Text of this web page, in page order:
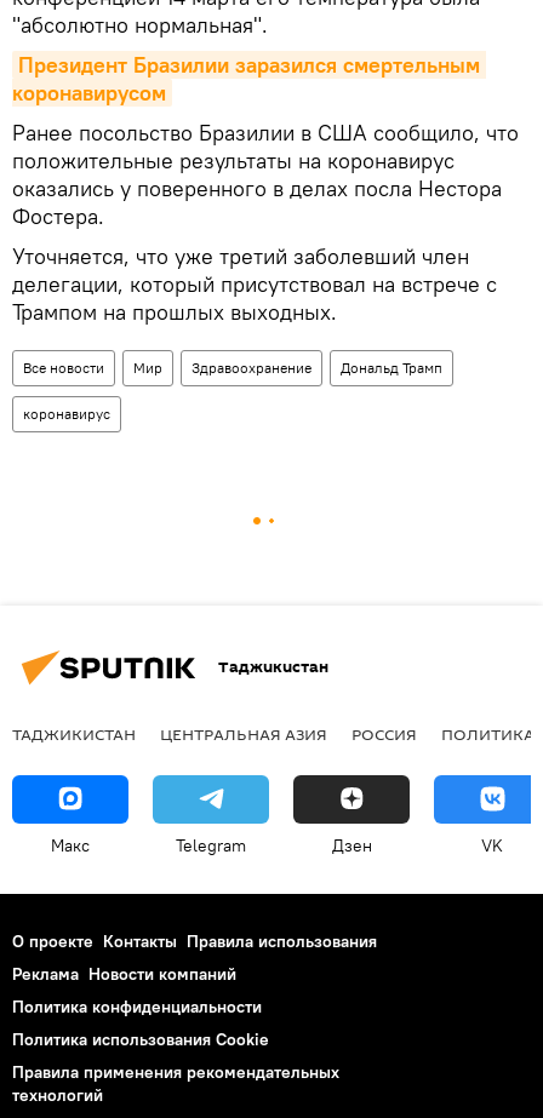
"абсолютно нормальная".
Президент Бразилии заразился смертельным
коронавирусом
Ранее посольство Бразилии в США сообщило, что
положительные результаты на коронавирус
оказались у поверенного в делах посла Нестора
Фостера.
Уточняется, что уже третий заболевший член
делегации, который присутствовал на встрече с
Трампом на прошлых выходных.
Все новости Мир Здравоохранение Дональд Трамп
коронавирус
Таджикистан
ТАДЖИКИСТАН ЦЕНТРАЛЬНАЯ АЗИЯ РОССИЯ ПОЛИТИКА
Макс Telegram Дзен VK
О проекте Контакты Правила использования
Реклама Новости компаний
Политика конфиденциальности
Политика использования Cookie
Правила применения рекомендательных
технологий